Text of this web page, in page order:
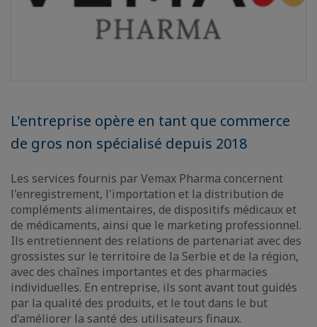
L'entreprise opère en tant que commerce
de gros non spécialisé depuis 2018
Les services fournis par Vemax Pharma concernent
l'enregistrement, l'importation et la distribution de
compléments alimentaires, de dispositifs médicaux et
de médicaments, ainsi que le marketing professionnel.
Ils entretiennent des relations de partenariat avec des
grossistes sur le territoire de la Serbie et de la région,
avec des chaînes importantes et des pharmacies
individuelles. En entreprise, ils sont avant tout guidés
par la qualité des produits, et le tout dans le but
d'améliorer la santé des utilisateurs finaux.